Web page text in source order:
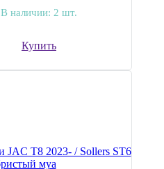
В наличии: 2 шт.
Купить